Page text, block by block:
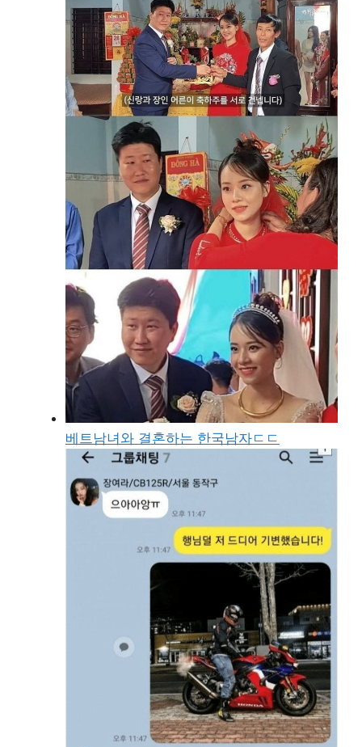
베트남녀와 결혼하는 한국남자ㄷㄷ